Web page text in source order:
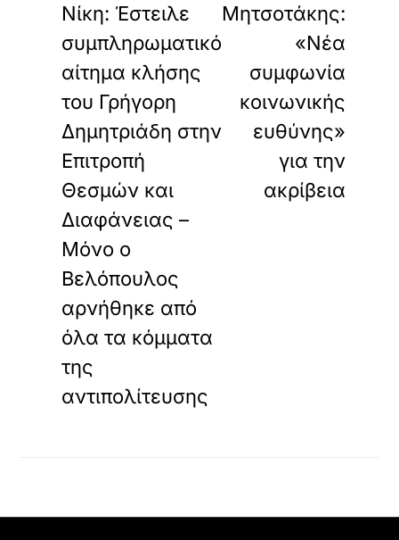
Νίκη: Έστειλε
συμπληρωματικό
αίτημα κλήσης
του Γρήγορη
Δημητριάδη στην
Επιτροπή
Θεσμών και
Διαφάνειας –
Μόνο ο
Βελόπουλος
αρνήθηκε από
όλα τα κόμματα
της
αντιπολίτευσης
Μητσοτάκης:
«Νέα
συμφωνία
κοινωνικής
ευθύνης»
για την
ακρίβεια